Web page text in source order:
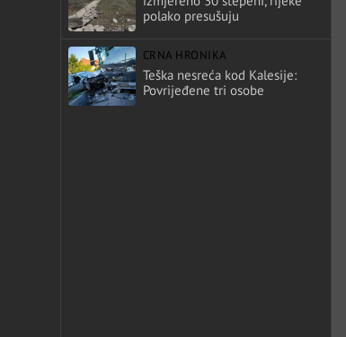
polako presušuju
CRNA HRONIKA
Teška nesreća kod Kalesije:
Povrijeđene tri osobe